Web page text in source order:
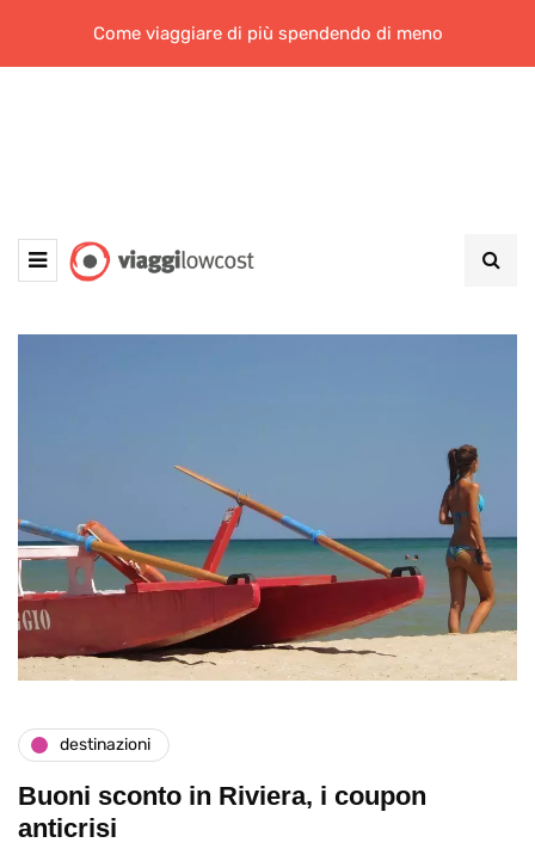
Come viaggiare di più spendendo di meno
destinazioni
Buoni sconto in Riviera, i coupon
anticrisi